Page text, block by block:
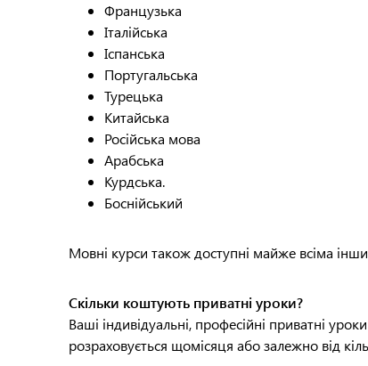
Французька
Італійська
Іспанська
Португальська
Турецька
Китайська
Російська мова
Арабська
Курдська.
Боснійський
Мовні курси також доступні майже всіма
Скільки коштують приватні уроки?
Ваші індивідуальні, професійні приватні
розраховується щомісяця або залежно від